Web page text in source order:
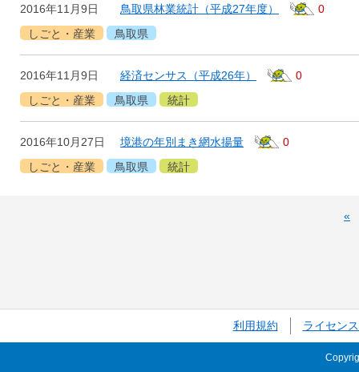
2016年11月9日 鳥取県林業統計（平成27年度）
0
しごと・産業
鳥取県
2016年11月9日 経済センサス（平成26年）
0
しごと・産業
鳥取県 統計
2016年10月27日 境港の年別まき網水揚量
0
しごと・産業
鳥取県 統計
«
利用規約 ライセン